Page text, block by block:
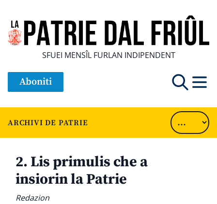
SFUEI MENSÎL FURLAN INDIPENDENT
Aboniti
ARCHIVI DE PATRIE
2. Lis primulis che a
insiorin la Patrie
Redazion